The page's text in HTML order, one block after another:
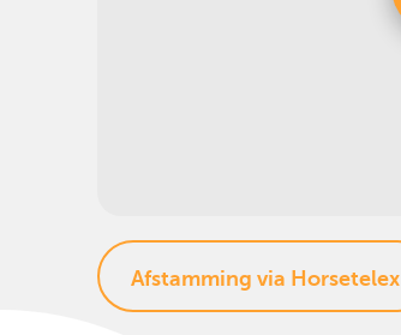
Afstamming via Horsetelex